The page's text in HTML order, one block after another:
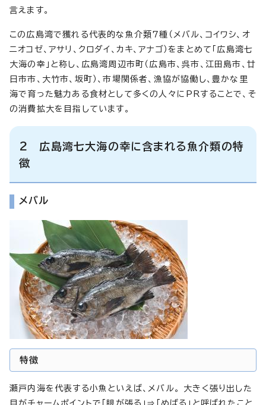
言えます。
この広島湾で獲れる代表的な魚介類7種（メバル、コイワシ、オ
ニオコゼ、アサリ、クロダイ、カキ、アナゴ）をまとめて「広島湾七
大海の幸」と称し、広島湾周辺市町（広島市、呉市、江田島市、廿
日市市、大竹市、坂町）、市場関係者、漁協が協働し、豊かな里
海で育った魅力ある食材として多くの人々にPRすることで、そ
の消費拡大を目指しています。
2 広島湾七大海の幸に含まれる魚介類の特
徴
メバル
特徴
瀬戸内海を代表する小魚といえば、メバル。 大きく張り出した
目がチャームポイントで「眼が張る」⇒「めばる」と呼ばれたこと